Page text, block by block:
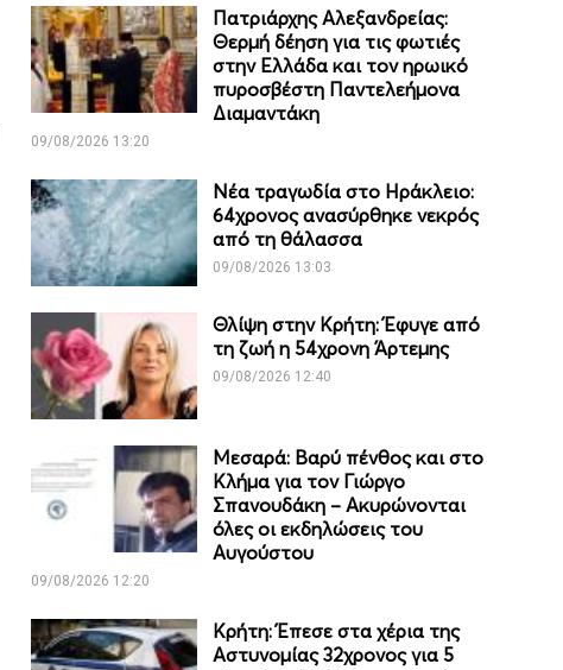
Πατριάρχης Αλεξανδρείας:
Θερμή δέηση για τις φωτιές
στην Ελλάδα και τον ηρωικό
πυροσβέστη Παντελεήμονα
Διαμαντάκη
09/08/2026 13:20
Νέα τραγωδία στο Ηράκλειο:
64χρονος ανασύρθηκε νεκρός
από τη θάλασσα
09/08/2026 13:03
Θλίψη στην Κρήτη: Έφυγε από
τη ζωή η 54χρονη Άρτεμης
09/08/2026 12:40
Μεσαρά: Βαρύ πένθος και στο
Κλήμα για τον Γιώργο
Σπανουδάκη – Ακυρώνονται
όλες οι εκδηλώσεις του
Αυγούστου
09/08/2026 12:20
Κρήτη: Έπεσε στα χέρια της
Αστυνομίας 32χρονος για 5